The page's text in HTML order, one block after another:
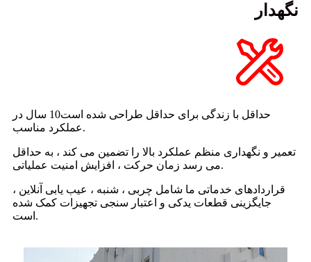
نگهدار
حداقل با زندگی برای حداقل طراحی شده است
10 سال در
عملکرد مناسب.
تعمیر و نگهداری منظم عملکرد بالا را تضمین می کند ، به حداقل
می رسد زمان حرکت ، افزایش امنیت عملیاتی.
قراردادهای خدماتی ما شامل چربی ، شنبه ، عیب یابی آنلاین ،
جایگزینی قطعات یدکی و اعتبار سنجی تجهیزات کمک شده
است.